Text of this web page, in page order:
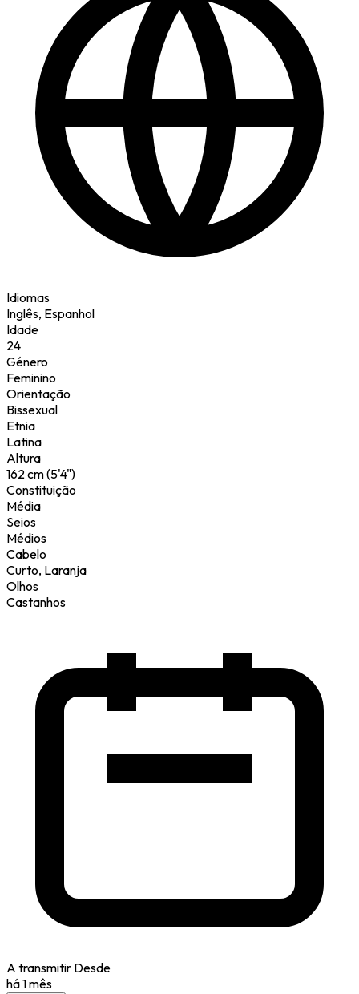
Idiomas
Inglês, Espanhol
Idade
24
Género
Feminino
Orientação
Bissexual
Etnia
Latina
Altura
162 cm (5'4")
Constituição
Média
Seios
Médios
Cabelo
Curto, Laranja
Olhos
Castanhos
A transmitir Desde
há 1 mês